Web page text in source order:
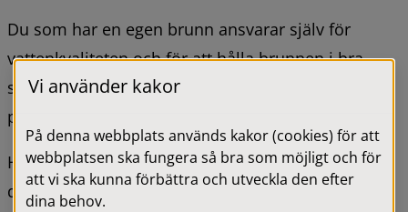
Du som har en egen brunn ansvarar själv för
vattenkvaliteten och för att hålla brunnen i bra
skick. Här kan du läsa mer om vad som gäller för
provtagning och registrering av dricksvatten.
Här kan du också läsa om vårt kommunala
dricksvatten.
Vi använder kakor
På denna webbplats används kakor (cookies) för att
webbplatsen ska fungera så bra som möjligt och för
att vi ska kunna förbättra och utveckla den efter
dina behov.